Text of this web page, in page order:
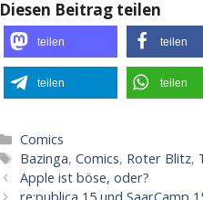
Diesen Beitrag teilen
teilen teilen
teilen teilen
Kategorien
Comics
Schlagwörter
Bazinga,Comics, Roter Blitz,
Apple ist böse, oder?